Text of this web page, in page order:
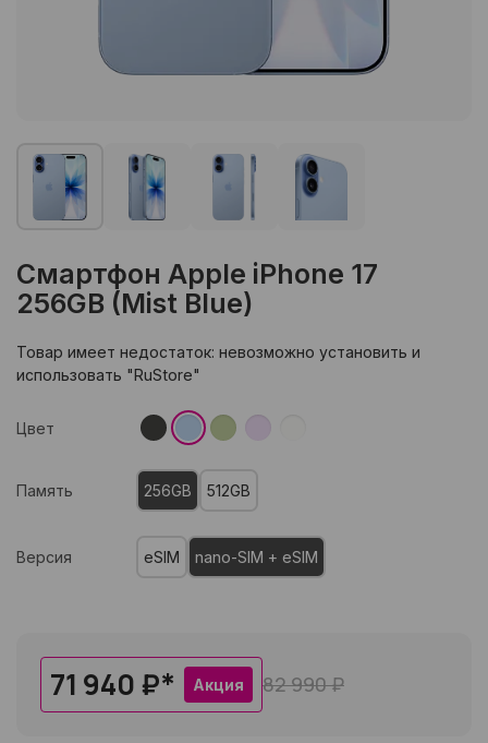
Смартфон Apple iPhone 17
256GB (Mist Blue)
Товар имеет недостаток: невозможно установить и
использовать "RuStore"
Цвет
Память 256GB 512GB
Версия eSIM nano-SIM + eSIM
71 940 ₽* Акция 82 990 ₽